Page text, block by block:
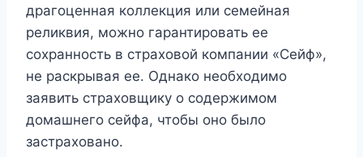
драгоценная коллекция или семейная
реликвия, можно гарантировать ее
сохранность в страховой компании «Сейф»,
не раскрывая ее. Однако необходимо
заявить страховщику о содержимом
домашнего сейфа, чтобы оно было
застраховано.